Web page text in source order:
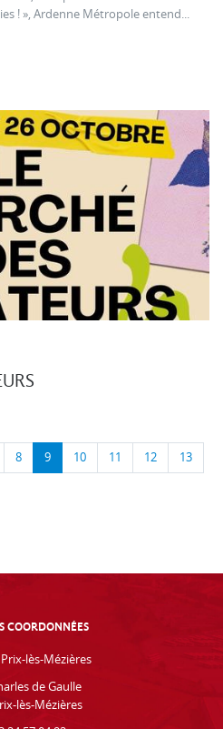
! », Ardenne Métropole entend...
8 9 10 11 12 13
COORDONNÉES
lès-Mézières
de Gaulle
lès-Mézières